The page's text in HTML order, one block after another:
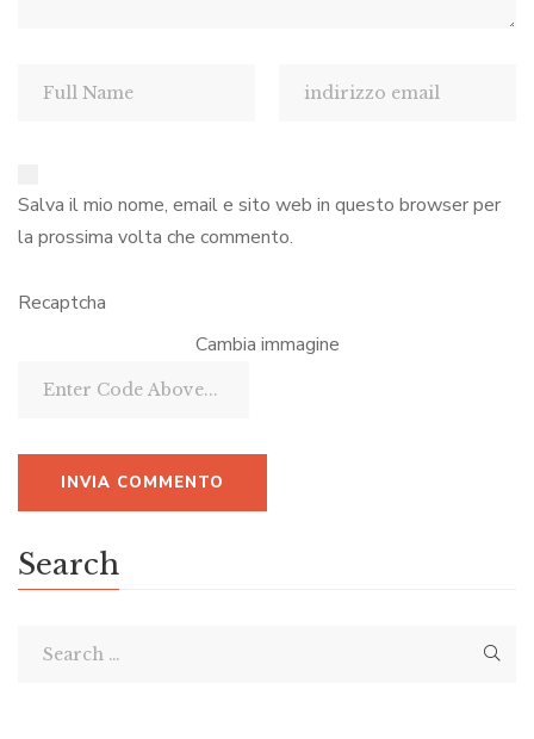
Salva il mio nome, email e sito web in questo browser per
la prossima volta che commento.
Recaptcha
Cambia immagine
Search